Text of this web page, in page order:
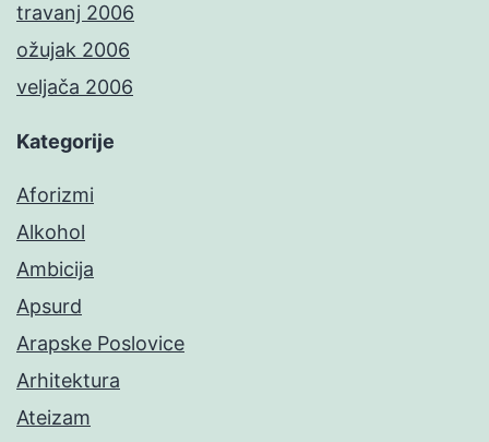
travanj 2006
ožujak 2006
veljača 2006
Kategorije
Aforizmi
Alkohol
Ambicija
Apsurd
Arapske Poslovice
Arhitektura
Ateizam